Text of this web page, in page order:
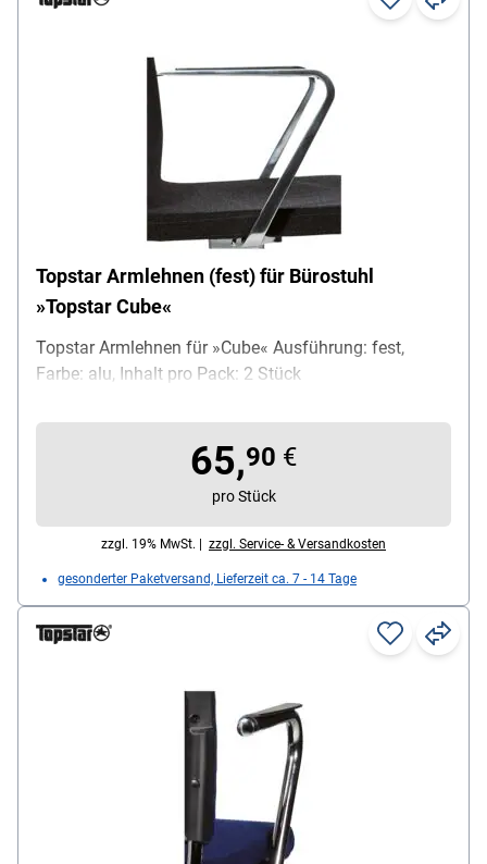
Topstar Armlehnen (fest) für Bürostuhl
»Topstar Cube«
Topstar Armlehnen für »Cube« Ausführung: fest,
Farbe: alu, Inhalt pro Pack: 2 Stück
65,90 €
pro Stück
zzgl. 19% MwSt. | zzgl. Service- & Versandkosten
gesonderter Paketversand, Lieferzeit ca. 7 - 14 Tage